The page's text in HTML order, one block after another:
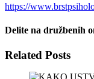
https://
Delite na družbenih
Facebook
Twitter
LinkedIn
WhatsApp
Email
Related Posts